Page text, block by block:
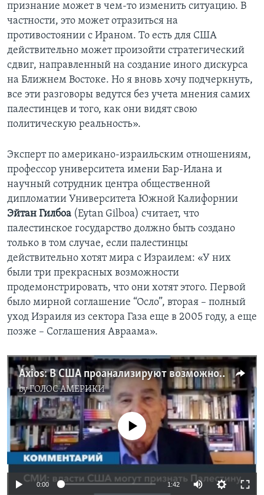
признание может в чем-то изменить ситуацию. В
частности, это может отразиться на
противостоянии с Ираном. То есть для США
действительно может произойти стратегический
сдвиг, направленный на создание иного дискурса
на Ближнем Востоке. Но я вновь хочу подчеркнуть,
все эти разговоры ведутся без учета мнения самих
палестинцев и того, как они видят свою
политическую реальность».
Эксперт по американо-израильским отношениям,
профессор университета имени Бар-Илана и
научный сотрудник центра общественной
дипломатии Университета Южной Калифорнии
Эйтан Гилбоа (Eytan Gilboa) считает, что
палестинское государство должно быть создано
только в том случае, если палестинцы
действительно хотят мира с Израилем: «У них
были три прекрасных возможности
продемонстрировать, что они хотят этого. Первой
было мирной соглашение “Осло”, вторая – полный
уход Израиля из сектора Газа еще в 2005 году, а еще
позже – Cоглашения Авраама».
Axios: В США проанализируют возможность признания независимости Палестины
byГОЛОС АМЕРИКИ
No media source currently available
0:00 1:42